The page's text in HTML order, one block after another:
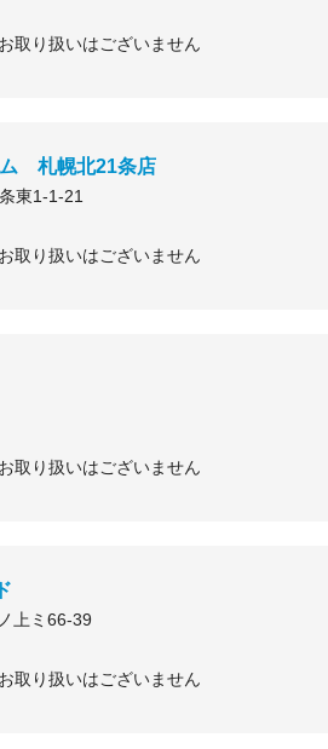
取り扱いはございません
ム 札幌北21条店
東1-1-21
取り扱いはございません
取り扱いはございません
上ミ66-39
取り扱いはございません